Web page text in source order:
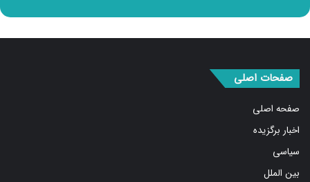
صفحات اصلی
صفحه اصلی
اخبار برگزیده
سیاسی
بین الملل